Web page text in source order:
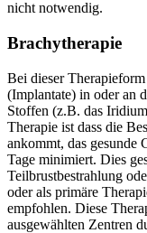
nicht notwendig.
Brachytherapie
Bei dieser
(Implantate) in oder an
Stoffen (z.B. das
Therapie ist dass die
ankommt, das gesunde
Tage minimiert. Dies
Teilbrustbestrahlung
oder als primäre
empfohlen. Diese
ausgewählten Zentren